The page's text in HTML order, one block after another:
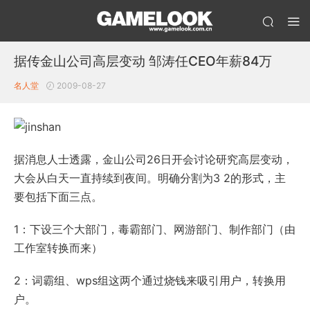
据传金山公司高层变动 邹涛任CEO年薪84万
名人堂 2009-08-27
据消息人士透露，金山公司26日开会讨论研究高层变动，
大会从白天一直持续到夜间。明确分割为3 2的形式，主
要包括下面三点。
1：下设三个大部门，毒霸部门、网游部门、制作部门（由
工作室转换而来）
2：词霸组、wps组这两个通过烧钱来吸引用户，转换用
户。